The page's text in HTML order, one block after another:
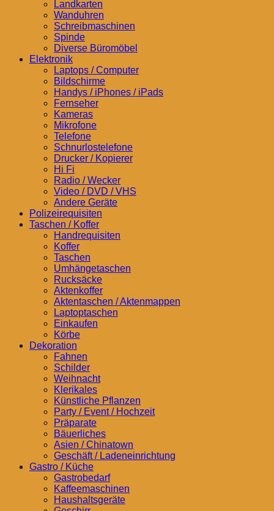
Landkarten
Wanduhren
Schreibmaschinen
Spinde
Diverse Büromöbel
Elektronik
Laptops / Computer
Bildschirme
Handys / iPhones / iPads
Fernseher
Kameras
Mikrofone
Telefone
Schnurlostelefone
Drucker / Kopierer
Hi Fi
Radio / Wecker
Video / DVD / VHS
Andere Geräte
Polizeirequisiten
Taschen / Koffer
Handrequisiten
Koffer
Taschen
Umhängetaschen
Rucksäcke
Aktenkoffer
Aktentaschen / Aktenmappen
Laptoptaschen
Einkaufen
Körbe
Dekoration
Fahnen
Schilder
Weihnacht
Klerikales
Künstliche Pflanzen
Party / Event / Hochzeit
Präparate
Bäuerliches
Asien / Chinatown
Geschäft / Ladeneinrichtung
Gastro / Küche
Gastrobedarf
Kaffeemaschinen
Haushaltsgeräte